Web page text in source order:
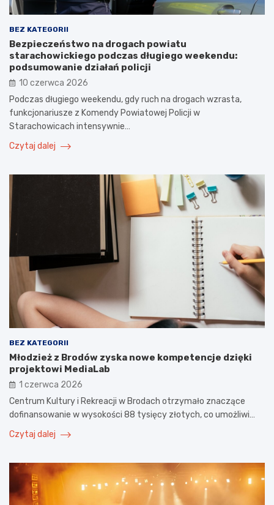
BEZ KATEGORII
Bezpieczeństwo na drogach powiatu
starachowickiego podczas długiego weekendu:
podsumowanie działań policji
10 czerwca 2026
Podczas długiego weekendu, gdy ruch na drogach wzrasta,
funkcjonariusze z Komendy Powiatowej Policji w
Starachowicach intensywnie…
Czytaj dalej
BEZ KATEGORII
Młodzież z Brodów zyska nowe kompetencje dzięki
projektowi MediaLab
1 czerwca 2026
Centrum Kultury i Rekreacji w Brodach otrzymało znaczące
dofinansowanie w wysokości 88 tysięcy złotych, co umożliwi…
Czytaj dalej